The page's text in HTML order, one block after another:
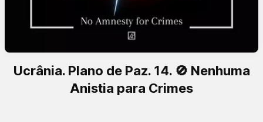
Ucrânia. Plano de Paz. 14. 🚫 Nenhuma
Anistia para Crimes